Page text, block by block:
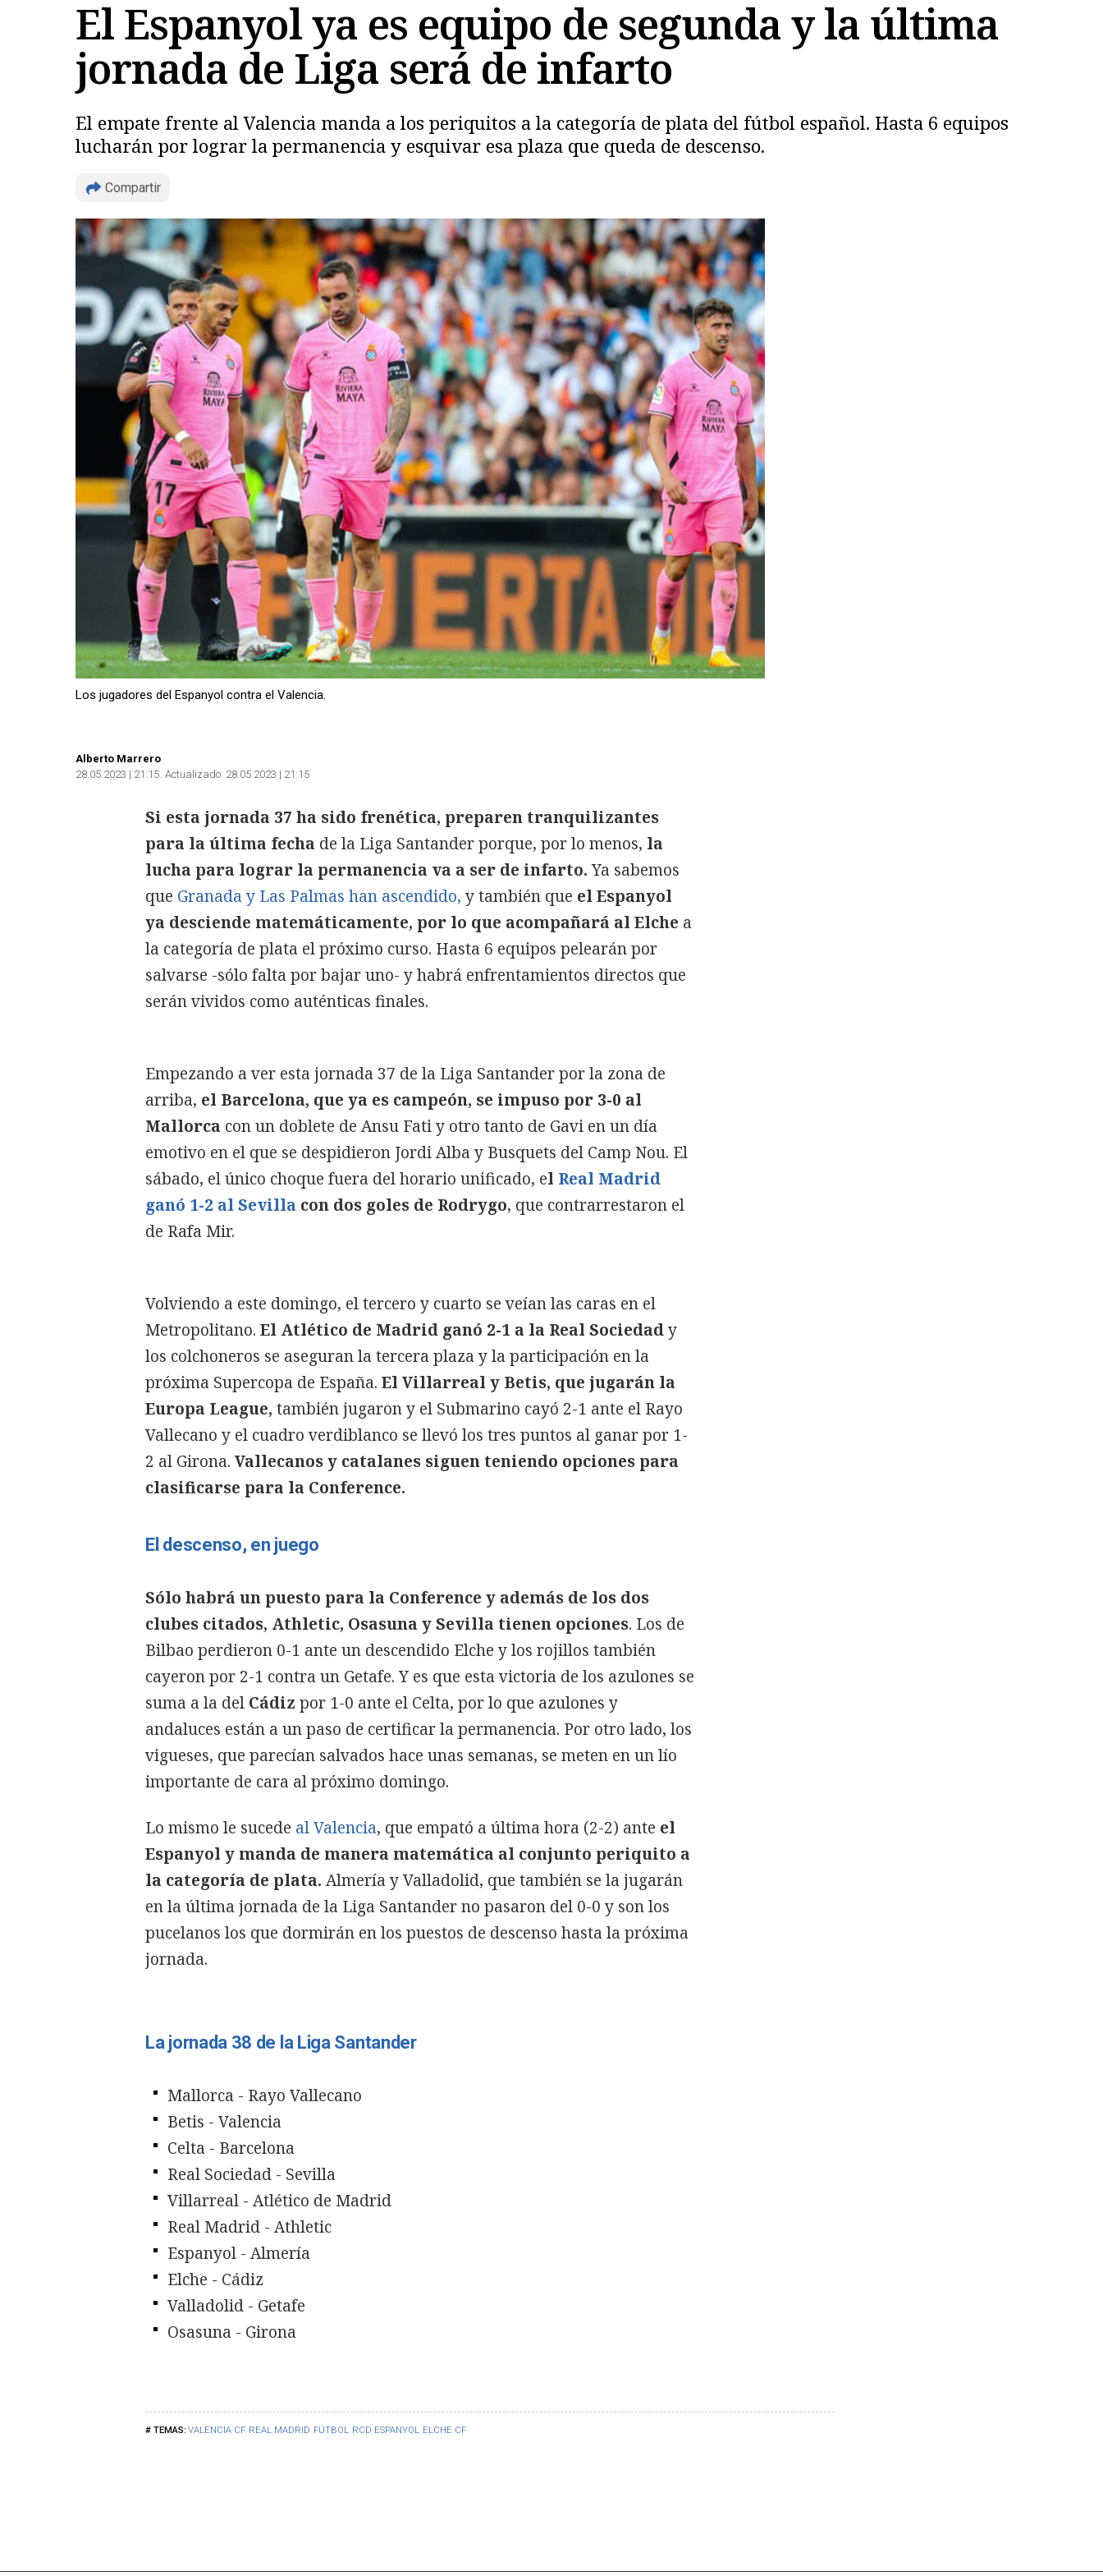
El Espanyol ya es equipo de segunda y la última
jornada de Liga será de infarto
El empate frente al Valencia manda a los periquitos a la categoría de plata del fútbol español. Hasta 6 equipos
lucharán por lograr la permanencia y esquivar esa plaza que queda de descenso.
Compartir
Los jugadores del Espanyol contra el Valencia.
Alberto Marrero
28.05.2023 | 21:15 Actualizado: 28.05.2023 | 21:15
VALENCIA CF REAL MADRID FÚTBOL RCD ESPANYOL ELCHE CF
Si esta jornada 37 ha sido frenética, preparen tranquilizantes
para la última fecha de la Liga Santander porque, por lo menos, la
lucha para lograr la permanencia va a ser de infarto.Ya sabemos
que Granada y Las Palmas han ascendido, y también que el Espanyol
ya desciende matemáticamente, por lo que acompañará al Elche a
la categoría de plata el próximo curso. Hasta 6 equipos pelearán por
salvarse -sólo falta por bajar uno- y habrá enfrentamientos directos que
serán vividos como auténticas finales.
Empezando a ver esta jornada 37 de la Liga Santander por la zona de
arriba, el Barcelona, que ya es campeón, se impuso por 3-0 al
Mallorca con un doblete de Ansu Fati y otro tanto de Gavi en un día
emotivo en el que se despidieron Jordi Alba y Busquets del Camp Nou. El
sábado, el único choque fuera del horario unificado, el Real Madrid
ganó 1-2 al Sevilla con dos goles de Rodrygo, que contrarrestaron el
de Rafa Mir.
Volviendo a este domingo, el tercero y cuarto se veían las caras en el
Metropolitano. El Atlético de Madrid ganó 2-1 a la Real Sociedady
los colchoneros se aseguran la tercera plaza y la participación en la
próxima Supercopa de España. El Villarreal y Betis, que jugarán la
Europa League, también jugaron y el Submarino cayó 2-1 ante el Rayo
Vallecano y el cuadro verdiblanco se llevó los tres puntos al ganar por 1-
2 al Girona. Vallecanos y catalanes siguen teniendo opciones para
clasificarse para la Conference.
El descenso, en juego
Sólo habrá un puesto para la Conference y además de los dos
clubes citados, Athletic, Osasuna y Sevilla tienen opciones. Los de
Bilbao perdieron 0-1 ante un descendido Elche y los rojillos también
cayeron por 2-1 contra un Getafe. Y es que esta victoria de los azulones se
suma a la del Cádiz por 1-0 ante el Celta, por lo que azulones y
andaluces están a un paso de certificar la permanencia. Por otro lado, los
vigueses, que parecían salvados hace unas semanas, se meten en un lío
importante de cara al próximo domingo.
Lo mismo le sucede al Valencia, que empató a última hora (2-2) ante el
Espanyol y manda de manera matemática al conjunto periquito a
la categoría de plata. Almería y Valladolid, que también se la jugarán
en la última jornada de la Liga Santander no pasaron del 0-0 y son los
pucelanos los que dormirán en los puestos de descenso hasta la próxima
jornada.
La jornada 38 de la Liga Santander
Mallorca - Rayo Vallecano
Betis - Valencia
Celta - Barcelona
Real Sociedad - Sevilla
Villarreal - Atlético de Madrid
Real Madrid - Athletic
Espanyol - Almería
Elche - Cádiz
Valladolid - Getafe
Osasuna - Girona